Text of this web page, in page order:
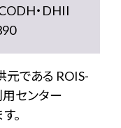
・DHII
元である ROIS-
センター
。